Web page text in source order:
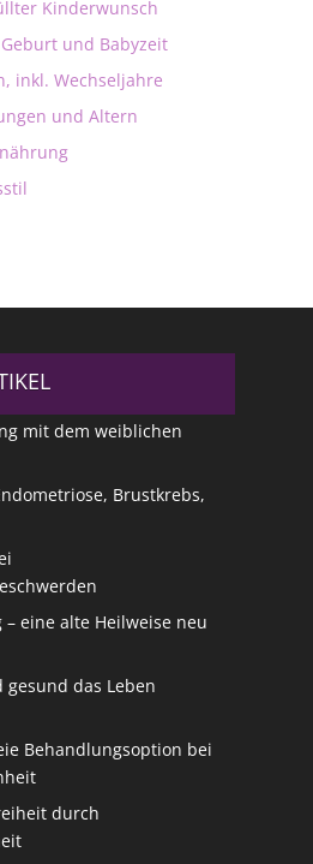
Kinderwunsch
und Babyzeit
inkl. Wechseljahre
und Altern
mit dem weiblichen
Brustkrebs,
– eine alte Heilweise neu
das Leben
Behandlungsoption bei
durch